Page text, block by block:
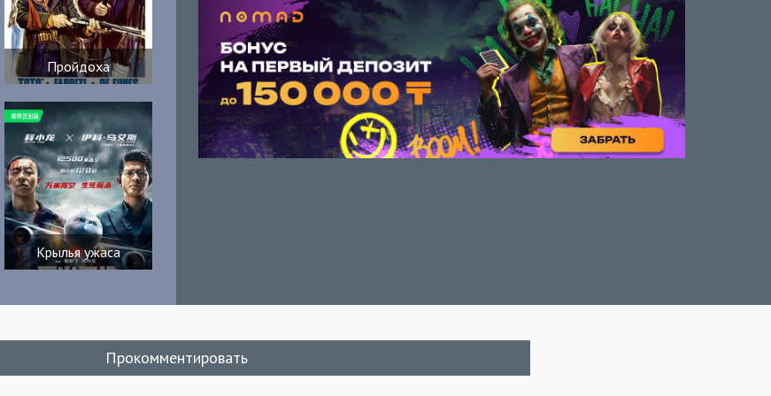
Пройдоха
Крылья ужаса
Прокомментировать